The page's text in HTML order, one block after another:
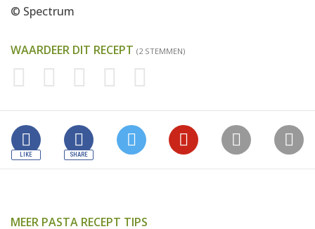
© Spectrum
WAARDEER DIT RECEPT (2 STEMMEN)
MEER PASTA RECEPT TIPS